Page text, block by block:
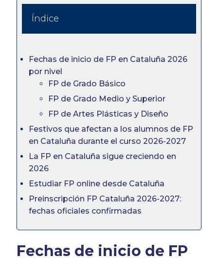
Índice
Fechas de inicio de FP en Cataluña 2026
por nivel
FP de Grado Básico
FP de Grado Medio y Superior
FP de Artes Plásticas y Diseño
Festivos que afectan a los alumnos de FP
en Cataluña durante el curso 2026-2027
La FP en Cataluña sigue creciendo en
2026
Estudiar FP online desde Cataluña
Preinscripción FP Cataluña 2026-2027:
fechas oficiales confirmadas
Fechas de inicio de FP